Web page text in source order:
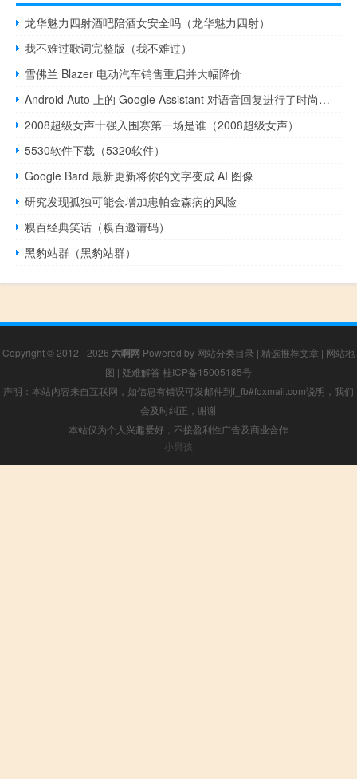
龙华魅力四射酒吧陪酒女安全吗（龙华魅力四射）
我不难过歌词完整版（我不难过）
雪佛兰 Blazer 电动汽车销售重启并大幅降价
Android Auto 上的 Google Assistant 对语音回复进行了时尚的重新设计
2008超级女声十强入围赛第一场是谁（2008超级女声）
5530软件下载（5320软件）
Google Bard 最新更新将你的文字变成 AI 图像
研究发现孤独可能会增加患帕金森病的风险
糗百经典笑话（糗百邀请码）
黑豹站群（黑豹站群）
Copyright © 2012 - 2026 六啊网 Powered by 网站分类目录 | 精选推荐文章 | 网站地
图 | 疑难解答 桂ICP备15005185号
声明：本站内容来自互联网，如信息有错误可发邮件到f_fb#foxmail.com说明，我们
会及时纠正，谢谢
本站仅为个人兴趣爱好，不接盈利性广告及商业合作
小男孩